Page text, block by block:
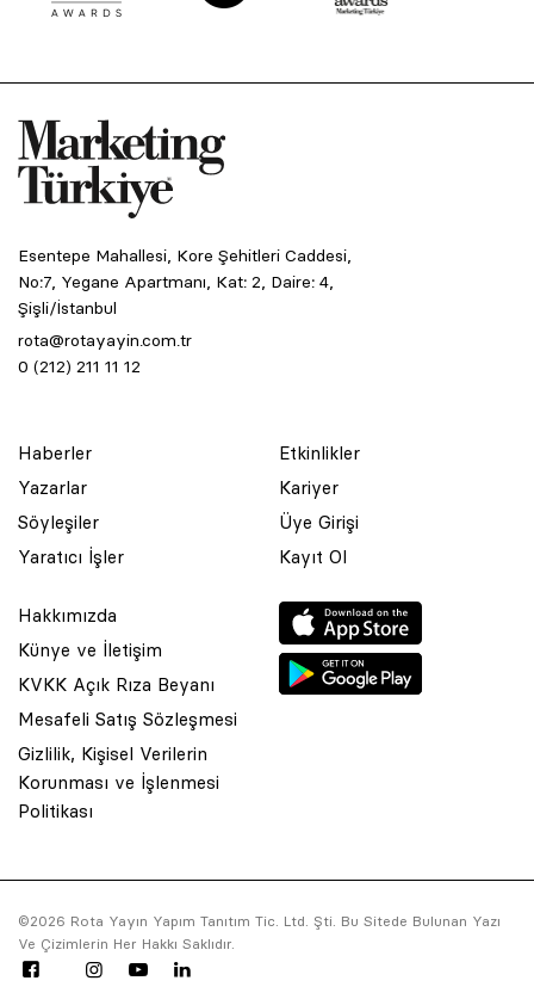
Esentepe Mahallesi, Kore Şehitleri Caddesi,
No:7, Yegane Apartmanı, Kat: 2, Daire: 4,
Şişli/İstanbul
rota@rotayayin.com.tr
0 (212) 211 11 12
Haberler
Yazarlar
Söyleşiler
Yaratıcı İşler
Etkinlikler
Kariyer
Üye Girişi
Kayıt Ol
Hakkımızda
Künye ve İletişim
KVKK Açık Rıza Beyanı
Mesafeli Satış Sözleşmesi
Gizlilik, Kişisel Verilerin
Korunması ve İşlenmesi
Politikası
©2026 Rota Yayın Yapım Tanıtım Tic. Ltd. Şti. Bu Sitede Bulunan Yazı
Ve Çizimlerin Her Hakkı Saklıdır.
© 2001 Rota Yayın Yapım Tanıtım Tic. Ltd. Şti. Bu Sitede Bulunan
Asquared WordPress Agencytarafından tasarlanmış ve